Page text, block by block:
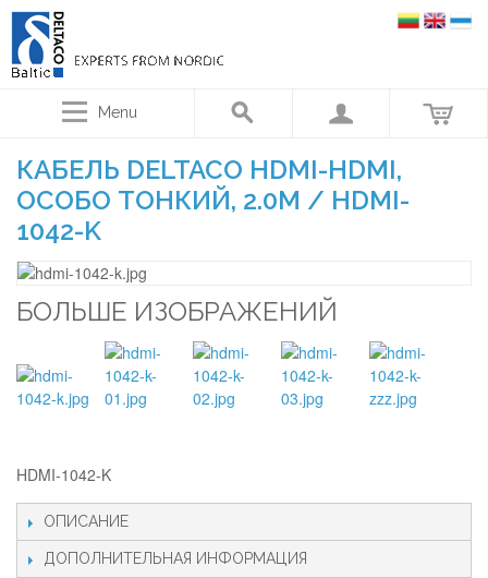
Menu
КАБЕЛЬ DELTACO HDMI-HDMI,
ОСОБО ТОНКИЙ, 2.0М / HDMI-
1042-K
БОЛЬШЕ ИЗОБРАЖЕНИЙ
HDMI-1042-K
ОПИСАНИЕ
ДОПОЛНИТЕЛЬНАЯ ИНФОРМАЦИЯ